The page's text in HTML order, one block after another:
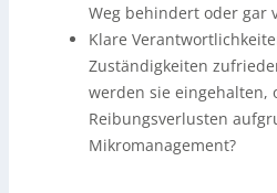
Weg behindert oder gar
Klare
Zuständigkeiten
werden sie eingehalten,
Reibungsverlusten
Mikromanagement?